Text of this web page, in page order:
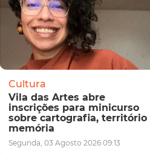
Cultura
Vila das Artes abre
inscrições para minicurso
sobre cartografia, território
memória
Segunda, 03 Agosto 2026 09:13